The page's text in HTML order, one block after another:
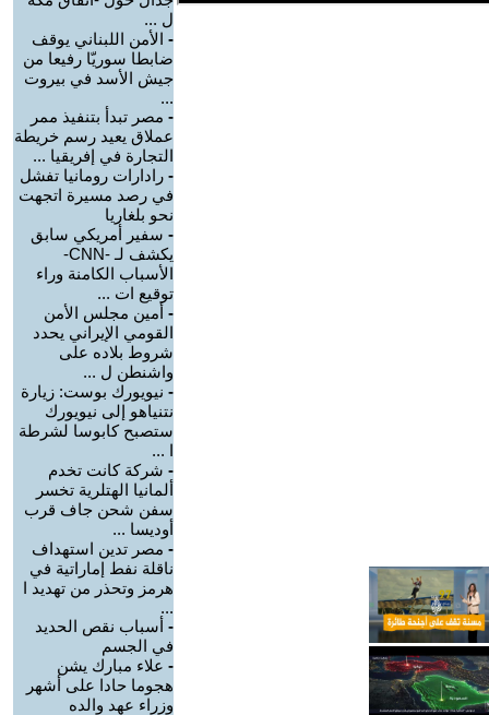
ل ...
- الأمن اللبناني يوقف
ضابطا سوريّا رفيعا من
جيش الأسد في بيروت
...
- مصر تبدأ بتنفيذ ممر
عملاق يعيد رسم خريطة
التجارة في إفريقيا ...
- رادارات رومانيا تفشل
في رصد مسيرة اتجهت
نحو بلغاريا
- سفير أمريكي سابق
يكشف لـ -CNN-
الأسباب الكامنة وراء
توقيع ات ...
- أمين مجلس الأمن
القومي الإيراني يحدد
شروط بلاده على
واشنطن ل ...
- نيويورك بوست: زيارة
نتنياهو إلى نيويورك
ستصبح كابوسا لشرطة
ا ...
- شركة كانت تخدم
ألمانيا الهتلرية تخسر
سفن شحن جاف قرب
أوديسا ...
- مصر تدين استهداف
ناقلة نفط إماراتية في
هرمز وتحذر من تهديد ا
...
- أسباب نقص الحديد
في الجسم
- علاء مبارك يشن
هجوما حادا على أشهر
وزراء عهد والده